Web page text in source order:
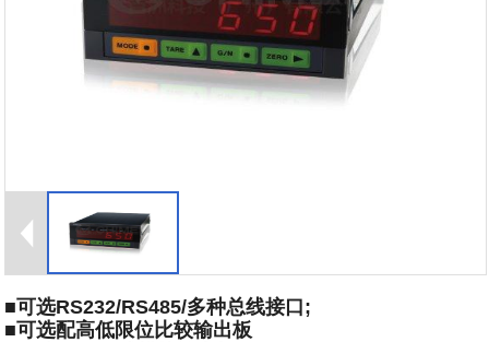
■可选RS232/RS485/多种总线接口;
■可选配高低限位比较输出板